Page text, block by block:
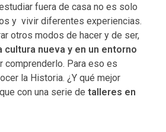
fuera de casa no es solo
y vivir diferentes experiencias.
otros modos de hacer y de ser,
cultura nueva y en un entorno
comprenderlo. Para eso es
la Historia. ¿Y qué mejor
con una serie de talleres en